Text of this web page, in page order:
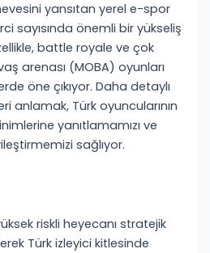
yansıtan yerel e-spor
sayısında önemli bir yükseliş
battle royale ve çok
arenası (MOBA) oyunları
öne çıkıyor. Daha detaylı
anlamak, Türk oyuncularının
yanıtlamamızı ve
sağlıyor.
riskli heyecanı stratejik
Türk izleyici kitlesinde